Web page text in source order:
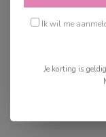
Ik wil me
Je korting is